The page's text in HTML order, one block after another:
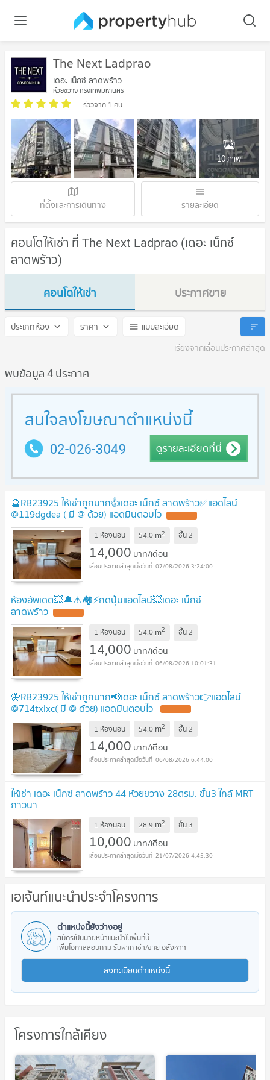
The Next Ladprao
เดอะ เน็กซ์ ลาดพร้าว
ห้วยขวาง กรุงเทพมหานคร
รีวิวจาก 1 คน
10 ภาพ
ที่ตั้งและการเดินทาง รายละเอียด
คอนโดให้เช่า ที่ The Next Ladprao (เดอะ เน็กซ์
ลาดพร้าว)
คอนโดให้เช่า
The Next Ladprao
ประกาศขาย
The Next Ladprao
ประเภทห้อง ราคา
แบบละเอียด
เรียงจากเลื่อนประกาศล่าสุด
พบข้อมูล 4 ประกาศ
🔮RB23925 ให้เช่าถูกมาก👍เดอะ เน็กซ์ ลาดพร้าว✅แอดไลน์
@119dgdea ( มี @ ด้วย) แอดมินตอบไว
1 ห้องนอน 54.0 m2 ชั้น2
14,000 บาท/เดือน
07/08/2026 3:24:00
ห้องอัพเดต💥🔔⚠️🏘️⚡️กดปุ่มแอดไลน์💥เดอะ เน็กซ์
ลาดพร้าว
1 ห้องนอน 54.0 m2 ชั้น2
14,000 บาท/เดือน
06/08/2026 10:01:31
🦋RB23925 ให้เช่าถูกมาก📢เดอะ เน็กซ์ ลาดพร้าว👉แอดไลน์
@714txlxc( มี @ ด้วย) แอดมินตอบไว
1 ห้องนอน 54.0 m2 ชั้น2
14,000 บาท/เดือน
06/08/2026 6:44:00
ให้เช่า เดอะ เน็กซ์ ลาดพร้าว 44 ห้วยขวาง 28ตรม. ชั้น3 ใกล้ MRT
ภาวนา
1 ห้องนอน 28.9 m2 ชั้น 3
10,000 บาท/เดือน
21/07/2026 4:45:30
เอเจ้นท์แนะนำประจำโครงการ
ตำแหน่งนี้ยังว่างอยู่
สมัครเป็นนายหน้าแนะนำในพื้นที่นี้
เพิ่มโอกาสสอบถาม รับฝาก เช่า/ขาย อสังหาฯ
ลงทะเบียนตำแหน่งนี้
โครงการใกล้เคียง